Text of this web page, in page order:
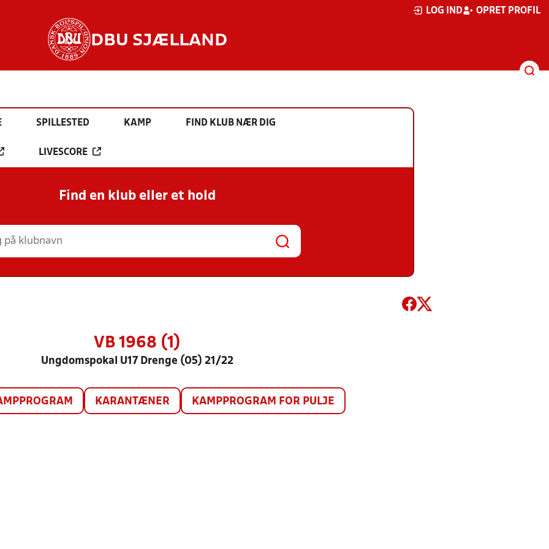
LOG IND OPRET PROFIL
DBU SJÆLLAND
SPILLESTED KAMP FIND KLUB NÆR DIG
LIVESCORE
Find en klub eller et hold
VB 1968 (1)
Ungdomspokal U17 Drenge (05) 21/22
KARANTÆNER KAMPPROGRAM FOR PULJE